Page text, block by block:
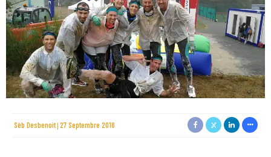
Sèb Desbenoit 27 Septembre 2018